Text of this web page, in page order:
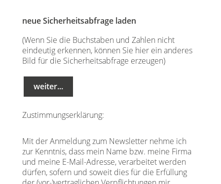
neue Sicherheitsabfrage laden
(Wenn Sie die Buchstaben und Zahlen nicht
eindeutig erkennen, können Sie hier ein anderes
Bild für die Sicherheitsabfrage erzeugen)
Zustimmungserklärung:
Mit der Anmeldung zum Newsletter nehme ich
zur Kenntnis, dass mein Name bzw. meine Firma
und meine E-Mail-Adresse, verarbeitet werden
dürfen, sofern und soweit dies für die Erfüllung